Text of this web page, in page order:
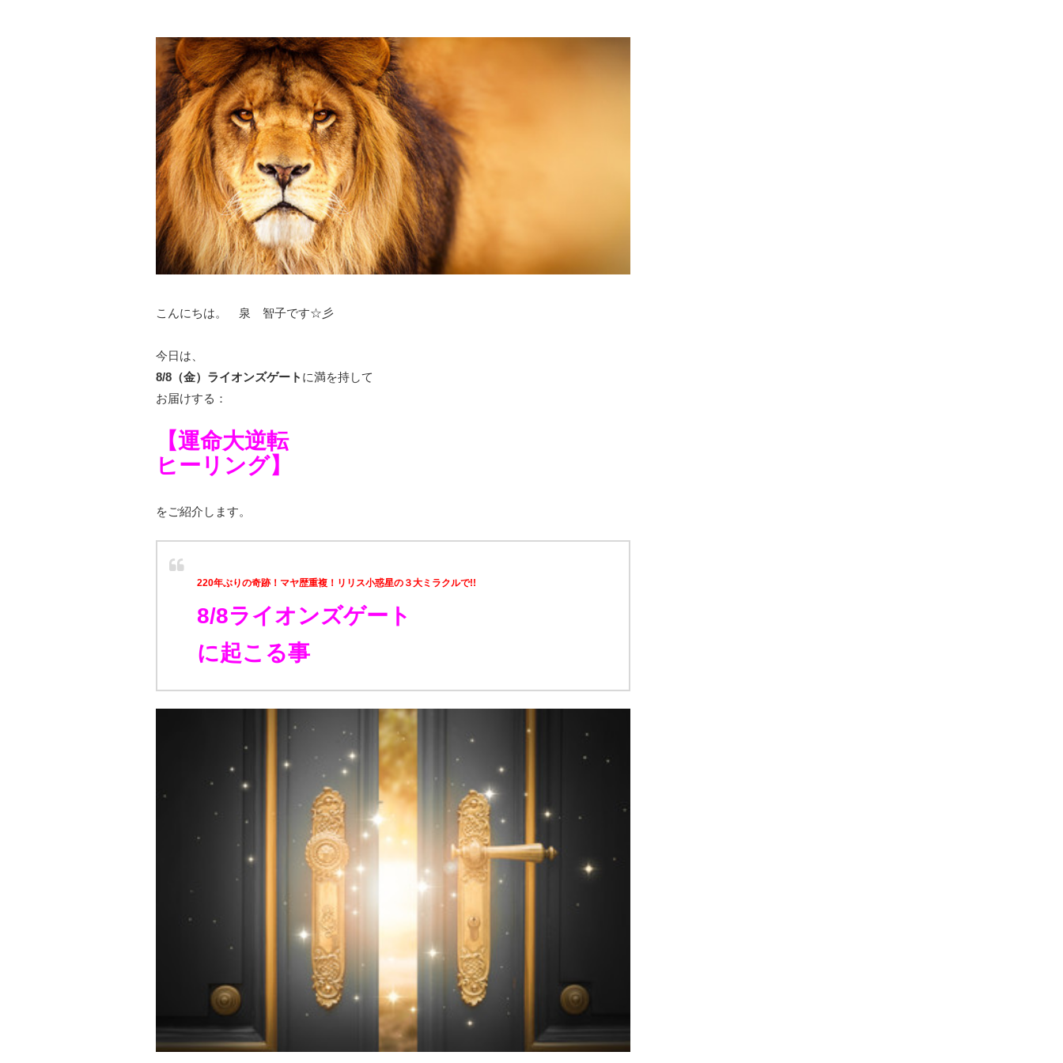
こんにちは。 泉 智子です☆彡
今日は、
8/8（金）ライオンズゲート に満を持して
お届けする：
【運命大逆転
ヒーリング】
をご紹介します。
220年ぶりの奇跡！マヤ歴重複！リリス小惑星の３大ミラクルで!!
8/8ライオンズゲート
に起こる事